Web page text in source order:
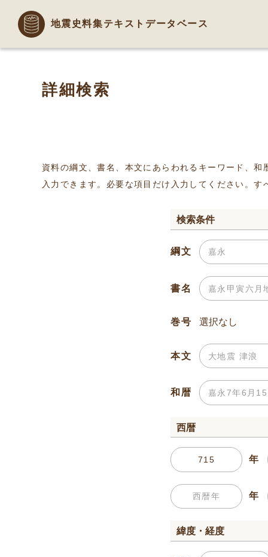
地震史料集テキストデータベース
詳細検索
資料の綱文、書名、本文にあらわれるキーワード、
入力できます。必要な項目だけ入力してください。
検索条件
綱文
書名
巻号
本文
和暦
西暦
年
年
緯度・経度